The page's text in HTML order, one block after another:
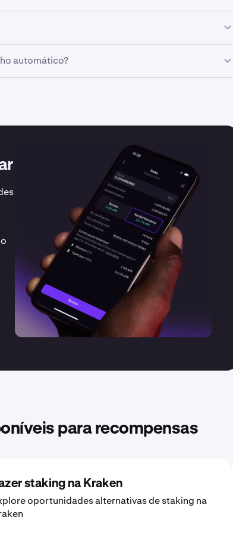
automático?
para recompensas
staking na Kraken
oportunidades alternativas de staking na